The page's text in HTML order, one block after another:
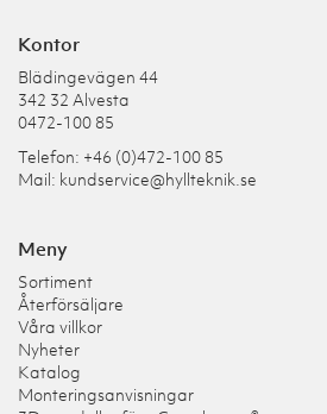
Kontor
Blädingevägen 44
342 32 Alvesta
0472-100 85
Telefon: +46 (0)472-100 85
Mail: kundservice@hyllteknik.se
Meny
Sortiment
Återförsäljare
Våra villkor
Nyheter
Katalog
Monteringsanvisningar